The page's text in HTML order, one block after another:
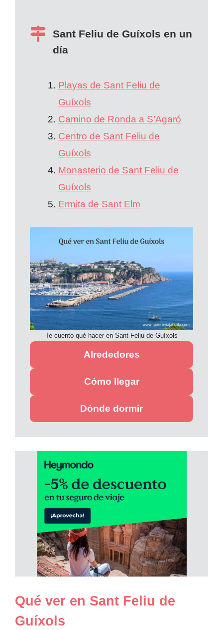
Sant Feliu de Guíxols en un
día
Playas de Sant Feliu de
Guíxols
Camino de Ronda a S’Agaró
Centro de Sant Feliu de
Guíxols
Monasterio de Sant Feliu de
Guíxols
Ermita de Sant Elm
Te cuento qué hacer en Sant Feliu de Guíxols
Alrededores
Cómo llegar
Dónde dormir
Qué ver en Sant Feliu de
Guíxols